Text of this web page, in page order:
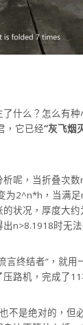
什么？怎么有
，它已经“灰飞烟
呢，当折叠次
为2^n*h，当满
的状况，厚度大
n>8.1918时无法
言终结者”，就
路机，完成了11
不是绝对的，但